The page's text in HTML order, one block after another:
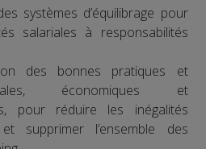
systèmes d’équilibrage pour
salariales à responsabilités
des bonnes pratiques et
économiques et
pour réduire les inégalités
supprimer l’ensemble des